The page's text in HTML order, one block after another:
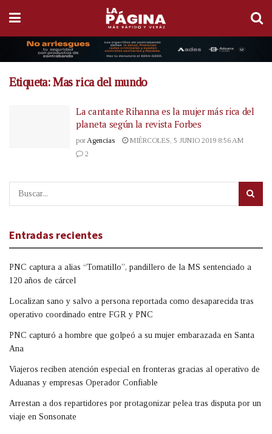
Etiqueta:Mas rica del mundo
La cantante Rihanna es la mujer más rica del
planeta según la revista Forbes
por Agencias
MIÉRCOLES, 5 JUNIO 2019 8:56 AM
2
Entradas recientes
PNC captura a alias “Tomatillo”, pandillero de la MS sentenciado a
120 años de cárcel
Localizan sano y salvo a persona reportada como desaparecida tras
operativo coordinado entre FGR y PNC
PNC capturó a hombre que golpeó a su mujer embarazada en Santa
Ana
Viajeros reciben atención especial en fronteras gracias al operativo de
Aduanas y empresas Operador Confiable
Arrestan a dos repartidores por protagonizar pelea tras disputa por un
viaje en Sonsonate